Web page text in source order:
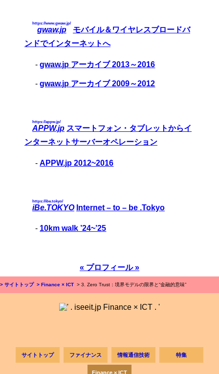
gwaw.jp
https://www.gwaw.jp/
モバイル＆ワイヤレスブロードバ
ンドでインターネットへ
-gwaw.jp アーカイブ 2013～2016
-gwaw.jp アーカイブ 2009～2012
APPW.jp
https://appw.jp/
スマートフォン・タブレットからイ
ンターネットサーバーオペレーション
-APPW.jp 2012~2016
iBe.TOKYO
https://ibe.tokyo/
Internet – to – be .Tokyo
- 10km walk ’24~’25
« プロフィール »
> サイトトップ > Finance × ICT > 3. Zero Trust：境界モデルの限界と“金融的意味”
サイトトップ ファイナンス 情報通信技術 特集
Finance × ICT